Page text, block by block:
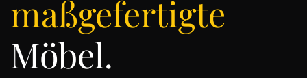
maßgefertigte
Möbel.